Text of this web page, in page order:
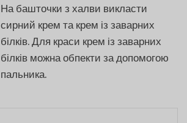
На башточки з халви викласти
сирний крем та крем із заварних
білків. Для краси крем із заварних
білків можна обпекти за допомогою
пальника.